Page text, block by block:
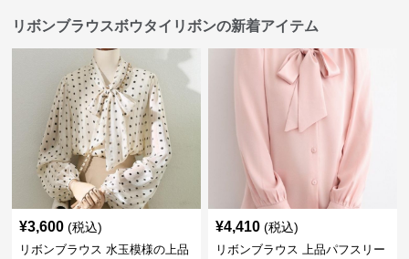
リボンブラウスボウタイリボンの新着アイテム
¥3,600 (税込)
リボンブラウス 水玉模様の上品
¥4,410 (税込)
リボンブラウス 上品パフスリー